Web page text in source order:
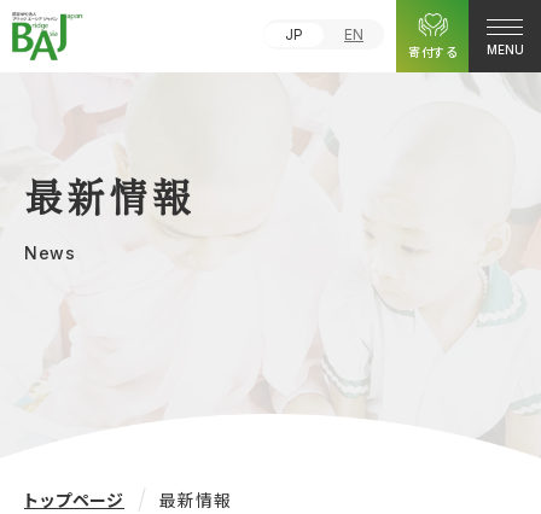
JP
EN
寄付する
MENU
最新情報
News
トップページ 最新情報